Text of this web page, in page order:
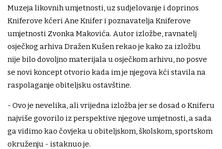
Muzeja likovnih umjetnosti, uz sudjelovanje i doprinos
Kniferove kćeri Ane Knifer i poznavatelja Kniferove
umjetnosti Zvonka Makovića. Autor izložbe, ravnatelj
osječkog arhiva Dražen Kušen rekao je kako za izložbu
nije bilo dovoljno materijala u osječkom arhivu, no posve
se novi koncept otvorio kada im je njegova kći stavila na
raspolaganje obiteljsku ostavštine.
- Ovo je nevelika, ali vrijedna izložba jer se dosad o Kniferu
najviše govorilo iz perspektive njegove umjetnosti, a sada
ga vidimo kao čovjeka u obiteljskom, školskom, sportskom
okruženju - istaknuo je.